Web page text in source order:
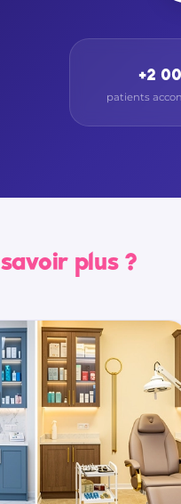
+2
patients
savoir plus ?